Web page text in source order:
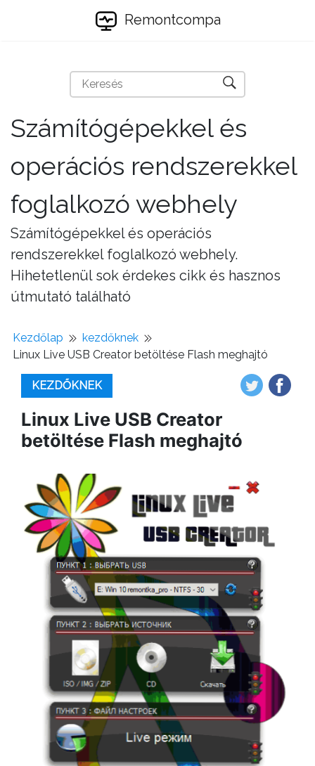
Remontcompa
Számítógépekkel és
operációs rendszerekkel
foglalkozó webhely
Számítógépekkel és operációs
rendszerekkel foglalkozó webhely.
Hihetetlenül sok érdekes cikk és hasznos
útmutató található
Kezdőlap
kezdőknek
Linux Live USB Creator betöltése Flash meghajtó
KEZDŐKNEK
Linux Live USB Creator
betöltése Flash meghajtó